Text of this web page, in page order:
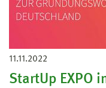
11.11.2022
StartUp EXPO